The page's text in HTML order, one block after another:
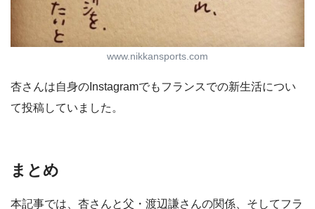
www.nikkansports.com
杏さんは自身のInstagramでもフランスでの新生活につい
て投稿していました。
まとめ
本記事では、杏さんと父・渡辺謙さんの関係、そしてフラ